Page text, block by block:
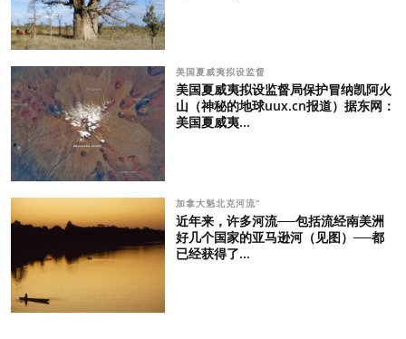
美国夏威夷拟设监督
美国夏威夷拟设监督局保护冒纳凯阿火
山（神秘的地球uux.cn报道）据东网：
美国夏威夷...
加拿大魁北克河流“
近年来，许多河流──包括流经南美洲
好几个国家的亚马逊河（见图）──都
已经获得了...